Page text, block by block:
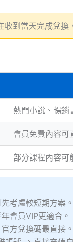
收到當天完成兌
熱門小說、暢銷
會員免費內容可
部分課程內容可
考慮較短期方案。
會員VIP更適合。
方兌換碼最直接。